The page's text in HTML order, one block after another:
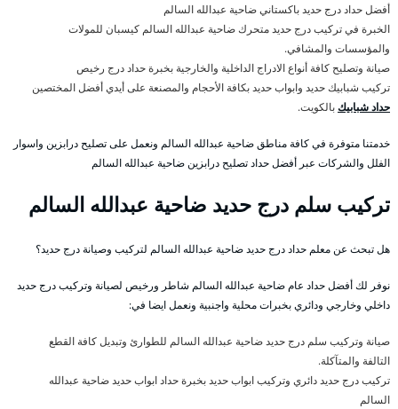
أفضل حداد درج حديد باكستاني ضاحية عبدالله السالم
الخبرة في تركيب درج حديد متحرك ضاحية عبدالله السالم كيسبان للمولات
والمؤسسات والمشافي.
صيانة وتصليح كافة أنواع الادراج الداخلية والخارجية بخبرة حداد درج رخيص
تركيب شبابيك حديد وابواب حديد بكافة الأحجام والمصنعة على أيدي أفضل المختصين
حداد شبابيك بالكويت.
خدمتنا متوفرة في كافة مناطق ضاحية عبدالله السالم ونعمل على تصليح درابزين واسوار
الفلل والشركات عبر أفضل حداد تصليح درابزين ضاحية عبدالله السالم
تركيب سلم درج حديد ضاحية عبدالله السالم
هل تبحث عن معلم حداد درج حديد ضاحية عبدالله السالم لتركيب وصيانة درج حديد؟
نوفر لك أفضل حداد عام ضاحية عبدالله السالم شاطر ورخيص لصيانة وتركيب درج حديد
داخلي وخارجي ودائري بخبرات محلية واجنبية ونعمل ايضا في:
صيانة وتركيب سلم درج حديد ضاحية عبدالله السالم للطوارئ وتبديل كافة القطع
التالفة والمتآكلة.
تركيب درج حديد دائري وتركيب ابواب حديد بخبرة حداد ابواب حديد ضاحية عبدالله
السالم